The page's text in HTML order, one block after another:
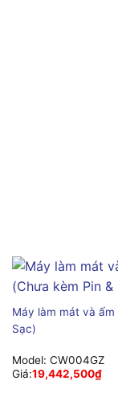
Máy làm mát và ấm
Sạc)
Model: CW004GZ
Giá:19,442,500₫